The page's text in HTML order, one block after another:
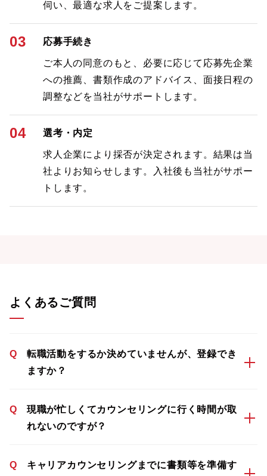
伺い、最適な求人をご提案します。
03 応募手続き
ご本人の同意のもと、必要に応じて応募先企業
への推薦、書類作成のアドバイス、面接日程の
調整などを当社がサポートします。
04 選考・内定
求人企業により採否が決定されます。結果は当
社よりお知らせします。入社後も当社がサポー
トします。
よくあるご質問
Q
転職活動をするか決めていませんが、登録でき
ますか？
Q
現職が忙しくてカウンセリングに行く時間が取
れないのですが？
Q
キャリアカウンセリングまでに書類等を準備す